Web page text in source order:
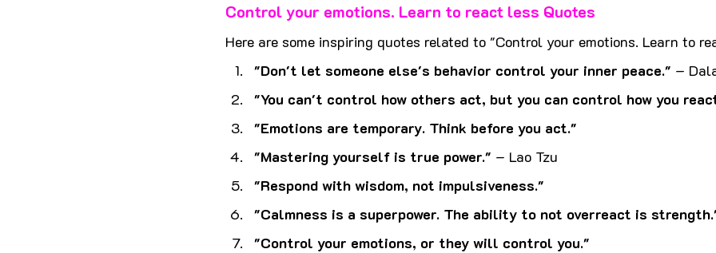
Control your emotions. Learn to react less Quotes
Here are some inspiring quotes related to "Control your emotions. Learn to
"Don't let someone else's behavior control your inner peace." –
"You can't control how others act, but you can control how you
"Emotions are temporary. Think before you act."
"Mastering yourself is true power." – Lao Tzu
"Respond with wisdom, not impulsiveness."
"Calmness is a superpower. The ability to not overreact is
"Control your emotions, or they will control you."